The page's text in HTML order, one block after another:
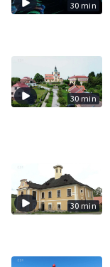
30 min
30 min
30 min